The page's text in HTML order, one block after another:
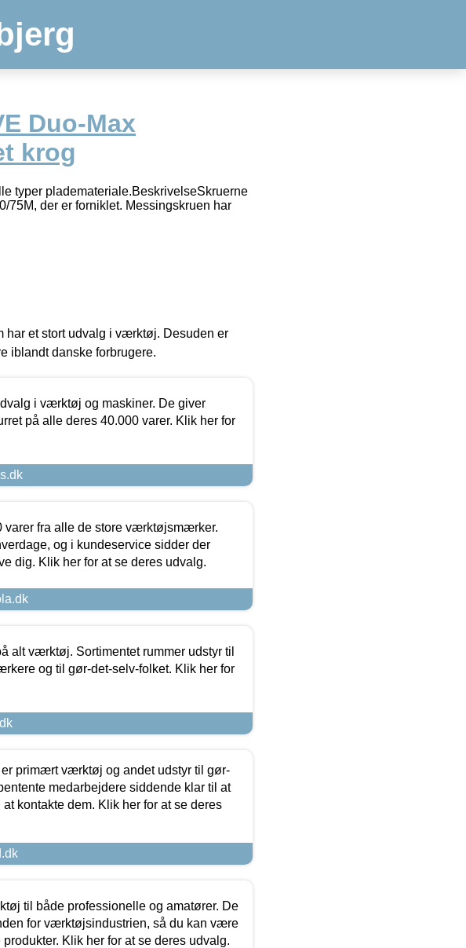
Duo-Max
krog
typer plademateriale.BeskrivelseSkruerne
75M, der er forniklet. Messingskruen har
har et stort udvalg i værktøj. Desuden er
iblandt danske forbrugere.
i værktøj og maskiner. De giver
på alle deres 40.000 varer. Klik her for
varer fra alle de store værktøjsmærker.
og i kundeservice sidder der
dig. Klik her for at se deres udvalg.
alt værktøj. Sortimentet rummer udstyr til
og til gør-det-selv-folket. Klik her for
primært værktøj og andet udstyr til gør-
medarbejdere siddende klar til at
kontakte dem. Klik her for at se deres
til både professionelle og amatører. De
for værktøjsindustrien, så du kan være
Klik her for at se deres udvalg.